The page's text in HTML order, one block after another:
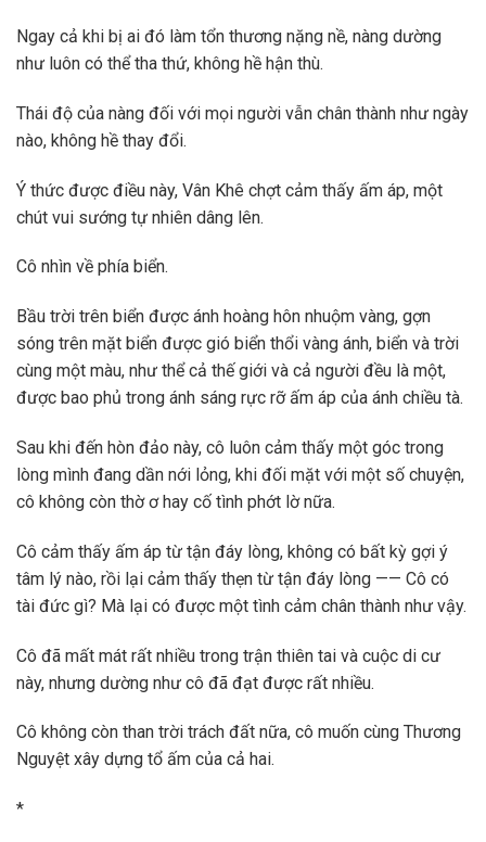
Ngay cả khi bị ai đó làm tổn thương nặng nề, nàng dường
như luôn có thể tha thứ, không hề hận thù.
Thái độ của nàng đối với mọi người vẫn chân thành như ngày
nào, không hề thay đổi.
Ý thức được điều này, Vân Khê chợt cảm thấy ấm áp, một
chút vui sướng tự nhiên dâng lên.
Cô nhìn về phía biển.
Bầu trời trên biển được ánh hoàng hôn nhuộm vàng, gợn
sóng trên mặt biển được gió biển thổi vàng ánh, biển và trời
cùng một màu, như thể cả thế giới và cả người đều là một,
được bao phủ trong ánh sáng rực rỡ ấm áp của ánh chiều tà.
Sau khi đến hòn đảo này, cô luôn cảm thấy một góc trong
lòng mình đang dần nới lỏng, khi đối mặt với một số chuyện,
cô không còn thờ ơ hay cố tình phớt lờ nữa.
Cô cảm thấy ấm áp từ tận đáy lòng, không có bất kỳ gợi ý
tâm lý nào, rồi lại cảm thấy thẹn từ tận đáy lòng —— Cô có
tài đức gì? Mà lại có được một tình cảm chân thành như vậy.
Cô đã mất mát rất nhiều trong trận thiên tai và cuộc di cư
này, nhưng dường như cô đã đạt được rất nhiều.
Cô không còn than trời trách đất nữa, cô muốn cùng Thương
Nguyệt xây dựng tổ ấm của cả hai.
*